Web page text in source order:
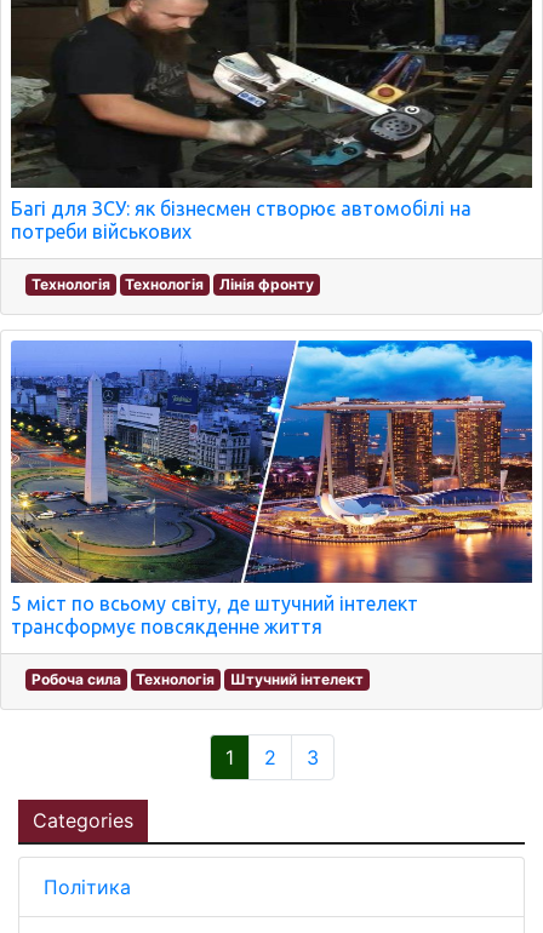
Багі для ЗСУ: як бізнесмен створює автомобілі на
потреби військових
Технологія Технологія Лінія фронту
5 міст по всьому світу, де штучний інтелект
трансформує повсякденне життя
Робоча сила Технологія Штучний інтелект
1 2 3
Categories
Політика